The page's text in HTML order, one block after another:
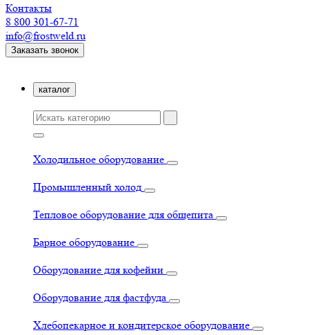
Контакты
8 800 301-67-71
info@frostweld.ru
Заказать звонок
каталог
Холодильное оборудование
Промышленный холод
Тепловое оборудование для общепита
Барное оборудование
Оборудование для кофейни
Оборудование для фастфуда
Хлебопекарное и кондитерское оборудование